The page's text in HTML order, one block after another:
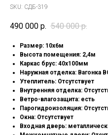
SKU: СДБ-319
490 000 р. 540 000 р.
Pазмep: 10х6м
Высота помещения: 2,4м
Каркас брус: 40х100мм
Наружная отделка: Вагонка
Утеплитель: Отсутствует
Внутренняя отделка:
Ветро-влагозащита: есть
Парогидроизоляция:
Окна: Отсутствует
Входная дверь: